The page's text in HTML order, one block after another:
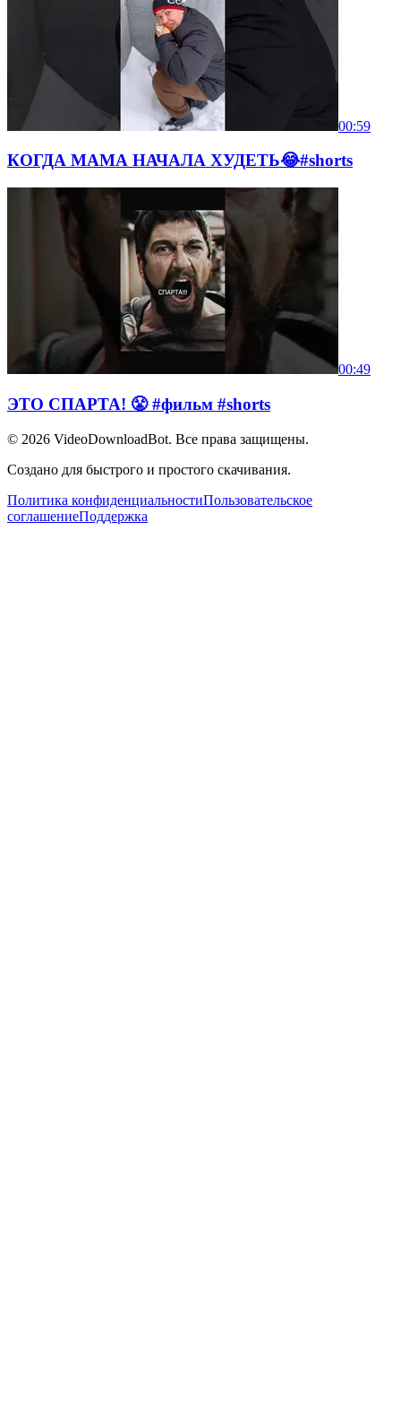
00:59
КОГДА МАМА НАЧАЛА ХУДЕТЬ😂#shorts
00:49
ЭТО СПАРТА! 😤 #фильм #shorts
© 2026 VideoDownloadBot. Все права защищены.
Создано для быстрого и простого скачивания.
Политика конфиденциальностиПользовательское
соглашениеПоддержка